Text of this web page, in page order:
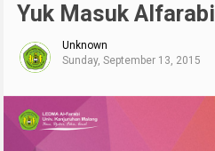
Yuk Masuk Alfarabi
Unknown
Sunday, September 13, 2015